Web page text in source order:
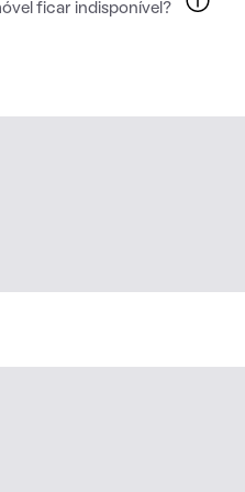
ficar indisponível?